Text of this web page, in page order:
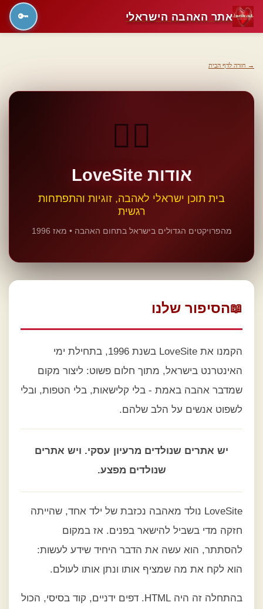
→ חזרה לדף הבית
❤️‍🔥
אודות LoveSite
בית תוכן ישראלי לאהבה, זוגיות והתפתחות
רגשית
מהפרויקטים הגדולים בישראל בתחום האהבה • מאז 1996
📖הסיפור שלנו
הקמנו את LoveSite בשנת 1996, בתחילת ימי
האינטרנט בישראל, מתוך חלום פשוט: ליצור מקום
שמדבר אהבה באמת - בלי קלישאות, בלי הטפות, ובלי
לשפוט אנשים על הלב שלהם.
יש אתרים שנולדים מרעיון עסקי. ויש אתרים
שנולדים מפצע.
LoveSite נולד מאהבה נכזבת של ילד אחד, שהייתה
חזקה מדי בשביל להישאר בפנים. אז במקום
להסתתר, הוא עשה את הדבר היחיד שידע לעשות:
הוא לקח את מה שמציף אותו ונתן אותו לעולם.
בהתחלה זה היה HTML. דפים ידניים, קוד בסיסי, הכול
אתר האהבה הישראלי 🔑